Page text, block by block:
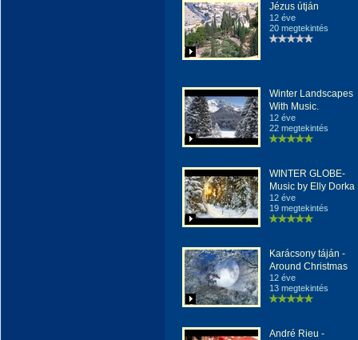
Jézus útján
12 éve
20 megtekintés
Winter Landscapes
With Music.
12 éve
22 megtekintés
WINTER GLOBE-
Music by Elly Dorka
12 éve
19 megtekintés
Karácsony táján -
Around Christmas
12 éve
13 megtekintés
André Rieu -